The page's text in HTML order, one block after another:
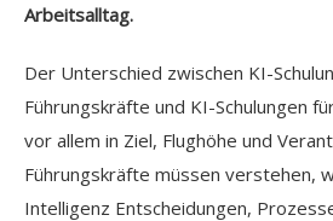
Arbeitsalltag.
Der Unterschied zwischen KI-
Führungskräfte und KI-Schulungen
vor allem in Ziel, Flughöhe und
Führungskräfte müssen verstehen,
Intelligenz Entscheidungen,